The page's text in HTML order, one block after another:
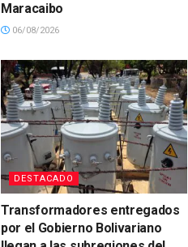
Maracaibo
06/08/2026
DESTACADO
Transformadores entregados
por el Gobierno Bolivariano